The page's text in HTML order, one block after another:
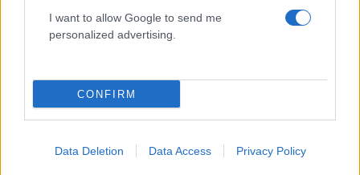
I want to allow Google to send me
personalized advertising.
CONFIRM
Data Deletion Data Access Privacy Policy
είσοδος της Meridiam στην GSI
Το τελευταίο αντίο στον Γιάννη
εποχής», είπε ο Κυριάκος Μητσοτάκης
στον επικήδειο
Νέες απώλειες για την Καρυστιανού:
και Κοτσόργιος - «Αποχωρώ από μια